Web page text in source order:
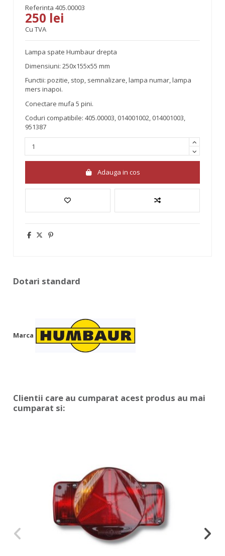
Referinta 405.00003
250 lei
Cu TVA
Lampa spate Humbaur drepta
Dimensiuni: 250x155x55 mm
Functii: pozitie, stop, semnalizare, lampa numar, lampa
mers inapoi.
Conectare mufa 5 pini.
Coduri compatibile: 405.00003, 014001002, 014001003,
951387
Adauga in cos
Dotari standard
Marca
Clientii care au cumparat acest produs au mai
cumparat si: